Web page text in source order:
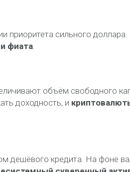
приоритета сильного
фиата
объём свободного
доходность, и
дешёвого кредита. На фоне